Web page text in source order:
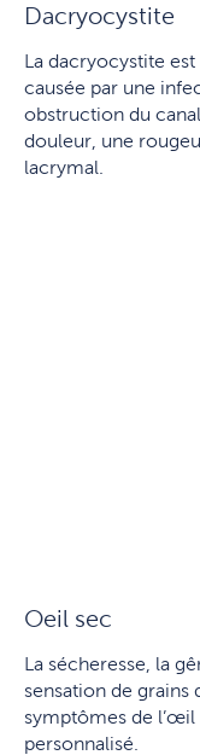
Dacryocystite
La dacryocystite
causée par une
obstruction du
douleur, une
lacrymal.
Oeil sec
La sécheresse, la
sensation de grains
symptômes de
personnalisé.